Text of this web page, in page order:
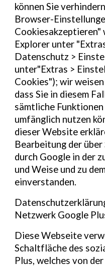
können Sie
Browser-
Cookiesakzeptieren"
Explorer unter
Datenschutz >
unter"Extras >
Cookies"); wir
dass Sie in diesem
sämtliche
umfänglich nutzen
dieser Website
Bearbeitung der
durch Google in der
und Weise und zu
einverstanden.
Netzwerk Google
Diese Webseite
Schaltfläche des
Plus, welches von